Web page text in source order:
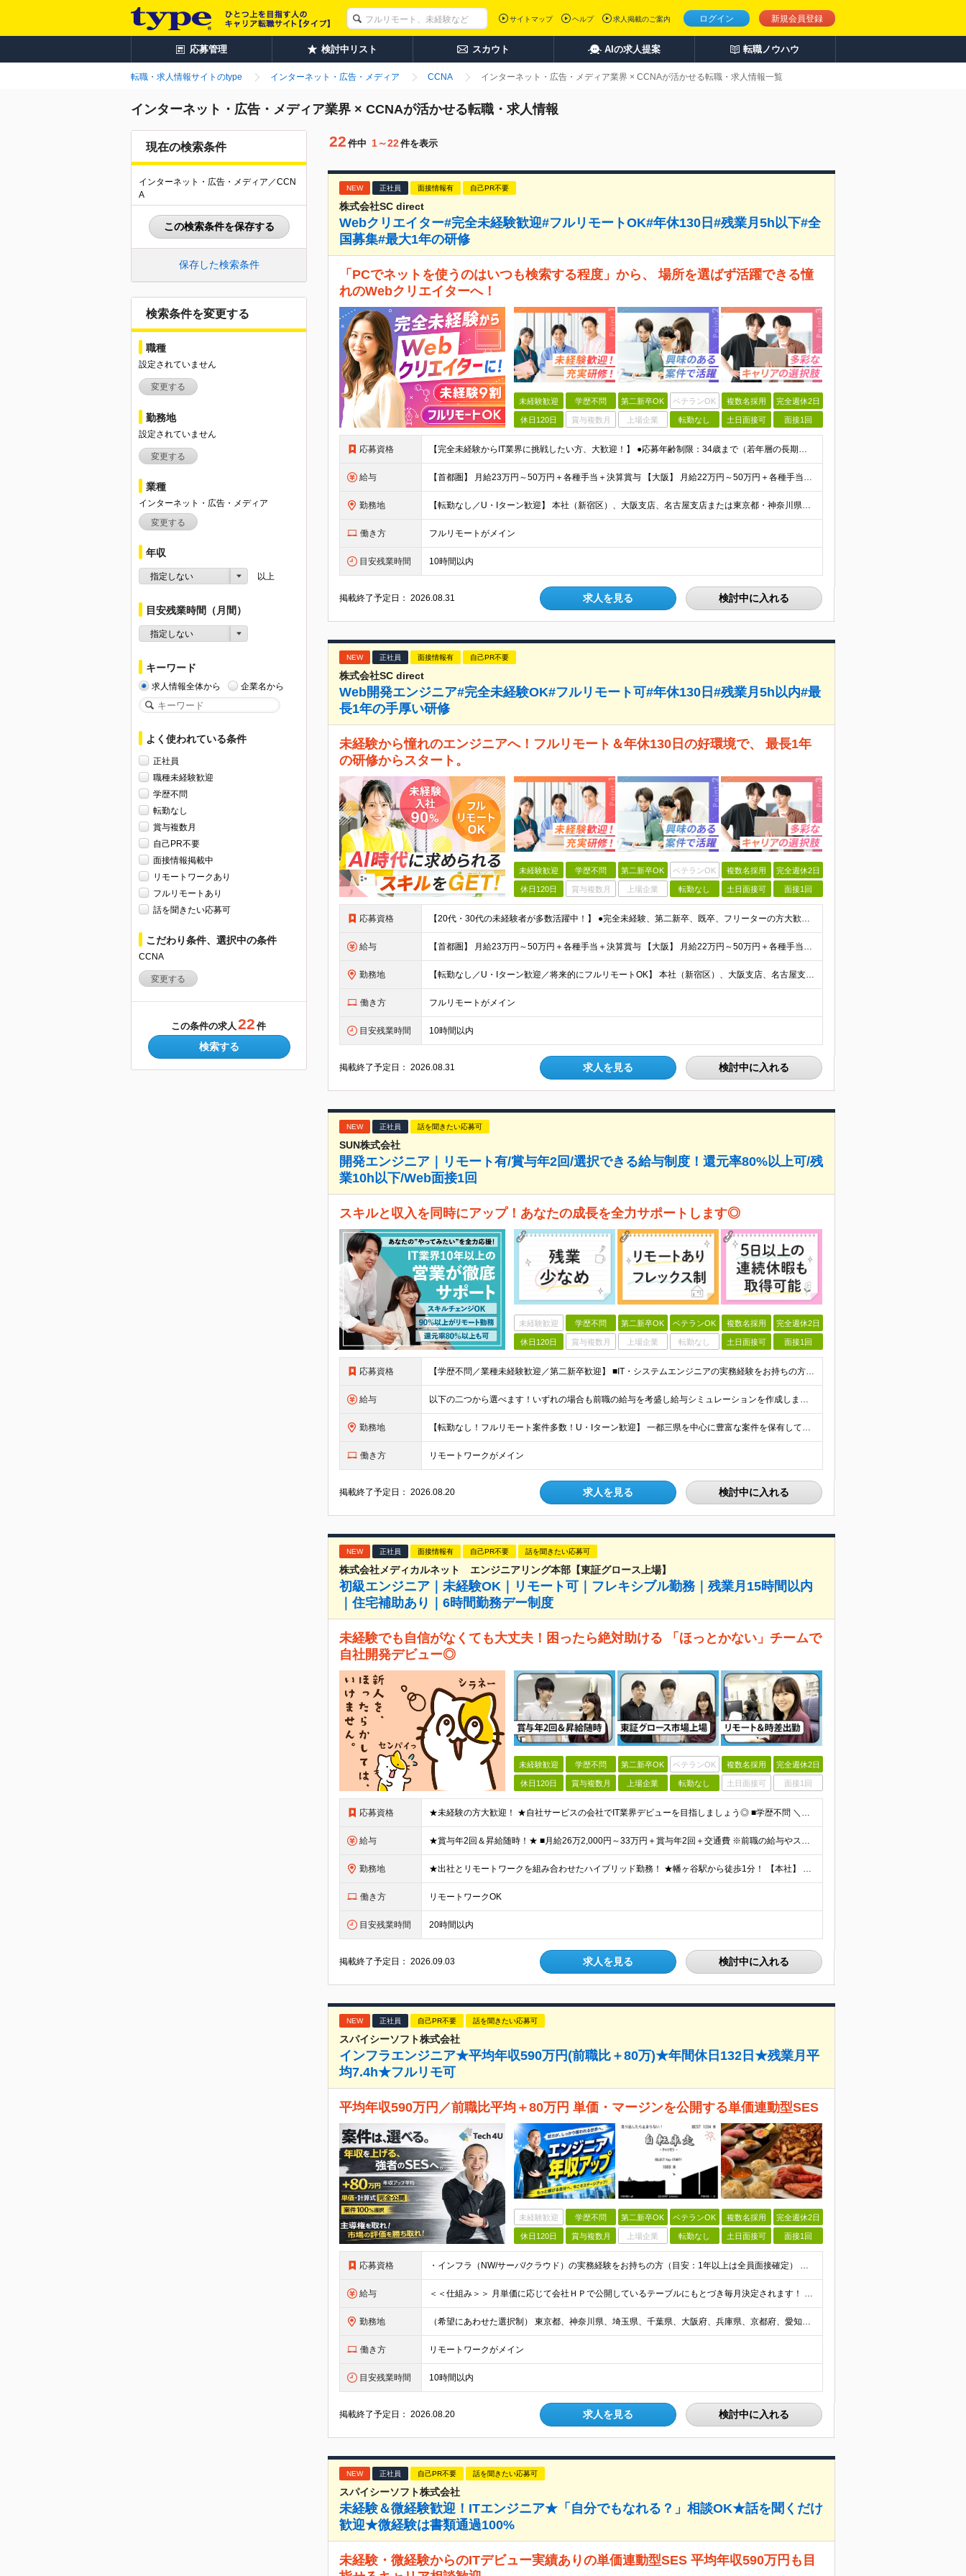
ログイン 新規会員登録
サイトマップ ヘルプ 求人掲載のご案内
応募管理 検討中リスト スカウト AIの求人提案 転職ノウハウ
転職・求人情報サイトのtype インターネット・広告・メディア CCNA インターネット・広告・メディア業界 × CCNAが活かせる転職・求人情報一覧
インターネット・広告・メディア業界 × CCNAが活かせる転職・求人情報
現在の検索条件
インターネット・広告・メディア／CCN
A
この検索条件を保存する
保存した検索条件
検索条件を変更する
職種
設定されていません
変更する
勤務地
設定されていません
変更する
業種
インターネット・広告・メディア
変更する
年収
指定しない 以上
目安残業時間（月間）
指定しない
キーワード
求人情報全体から 企業名から
よく使われている条件
正社員
職種未経験歓迎
学歴不問
転勤なし
賞与複数月
自己PR不要
面接情報掲載中
リモートワークあり
フルリモートあり
話を聞きたい応募可
こだわり条件、選択中の条件
CCNA
変更する
この条件の求人 22 件
検索する
22 件中 1～22件を表示
NEW 正社員 面接情報有 自己PR不要
株式会社SC direct
Webクリエイター#完全未経験歓迎#フルリモートOK#年休130日#残業月5h以下#全
国募集#最大1年の研修
「PCでネットを使うのはいつも検索する程度」から、 場所を選ばず活躍できる憧
れのWebクリエイターへ！
未経験歓迎 学歴不問 第二新卒OK ベテランOK 複数名採用 完全週休2日
休日120日 賞与複数月 上場企業 転勤なし 土日面接可 面接1回
応募資格 【完全未経験からIT業界に挑戦したい方、大歓迎！】 ●応募年齢制限：34歳まで（若年層の長期キャリア形成を図るため） ★学歴不問・転職回数不問 ★第二新卒・社会人デビューOK 【こんな方を求めていま
給与 【首都圏】 月給23万円～50万円＋各種手当＋決算賞与 【大阪】 月給22万円～50万円＋各種手当＋決算賞与 【愛知】 月給21.5万円～50万円＋各種手当＋決算賞与 【福岡・宮城】 月給20万
勤務地 【転勤なし／U・Iターン歓迎】 本社（新宿区）、大阪支店、名古屋支店または東京都・神奈川県・千葉県・埼玉県・愛知県・大阪府・福岡県をはじめ、全国のプロジェクト先 ※ご希望を最大限考慮して配属先を決定
働き方 フルリモートがメイン
目安残業時間 10時間以内
掲載終了予定日：2026.08.31 求人を見る 検討中に入れる
NEW 正社員 面接情報有 自己PR不要
株式会社SC direct
Web開発エンジニア#完全未経験OK#フルリモート可#年休130日#残業月5h以内#最
長1年の手厚い研修
未経験から憧れのエンジニアへ！フルリモート＆年休130日の好環境で、 最長1年
の研修からスタート。
未経験歓迎 学歴不問 第二新卒OK ベテランOK 複数名採用 完全週休2日
休日120日 賞与複数月 上場企業 転勤なし 土日面接可 面接1回
応募資格 【20代・30代の未経験者が多数活躍中！】 ●完全未経験、第二新卒、既卒、フリーターの方大歓迎！ ●学歴・職歴・転職回数・ブランク一切不問 ※34歳までの方（若年層の長期キャリア形成を図るため） ★
給与 【首都圏】 月給23万円～50万円＋各種手当＋決算賞与 【大阪】 月給22万円～50万円＋各種手当＋決算賞与 【愛知】 月給21.5万円～50万円＋各種手当＋決算賞与 【福岡・宮城】 月給20万
勤務地 【転勤なし／U・Iターン歓迎／将来的にフルリモートOK】 本社（新宿区）、大阪支店、名古屋支店または東京都・神奈川県・千葉県・埼玉県・愛知県・大阪府・福岡県をはじめ、全国のプロジェクト先 ※ご希望を
働き方 フルリモートがメイン
目安残業時間 10時間以内
掲載終了予定日：2026.08.31 求人を見る 検討中に入れる
NEW 正社員 話を聞きたい応募可
SUN株式会社
開発エンジニア｜リモート有/賞与年2回/選択できる給与制度！還元率80%以上可/残
業10h以下/Web面接1回
スキルと収入を同時にアップ！あなたの成長を全力サポートします◎
未経験歓迎 学歴不問 第二新卒OK ベテランOK 複数名採用 完全週休2日
休日120日 賞与複数月 上場企業 転勤なし 土日面接可 面接1回
応募資格 【学歴不問／業種未経験歓迎／第二新卒歓迎】 ■IT・システムエンジニアの実務経験をお持ちの方※工程や使用言語、経験年数は不問 ◎転職回数は不問 ＼下記のような方にオススメ／ ・安定した収入を得たい方
給与 以下の二つから選べます！いずれの場合も前職の給与を考盛し給与シミュレーションを作成します。 【プロセス型（コツコツ給与を上げたい方向け）】 ■月給25万円～50万円 ※年齢や社歴、仕事の取り組み姿勢
勤務地 【転勤なし！フルリモート案件多数！U・Iターン歓迎】 一都三県を中心に豊富な案件を保有しております！ 東京・愛知・大阪・広島・福岡・新潟の 各プロジェクト先または自社拠点 ※勤務地は希望を考慮します
働き方 リモートワークがメイン
掲載終了予定日：2026.08.20 求人を見る 検討中に入れる
NEW 正社員 面接情報有 自己PR不要 話を聞きたい応募可
株式会社メディカルネット エンジニアリング本部【東証グロース上場】
初級エンジニア｜未経験OK｜リモート可｜フレキシブル勤務｜残業月15時間以内
｜住宅補助あり｜6時間勤務デー制度
未経験でも自信がなくても大丈夫！困ったら絶対助ける 「ほっとかない」チームで
自社開発デビュー◎
未経験歓迎 学歴不問 第二新卒OK ベテランOK 複数名採用 完全週休2日
休日120日 賞与複数月 上場企業 転勤なし 土日面接可 面接1回
応募資格 ★未経験の方大歓迎！ ★自社サービスの会社でIT業界デビューを目指しましょう◎ ■学歴不問 ＼以下のような方大歓迎／ ◎ITの仕事に興味がある ◎エンジニアとしてキャリアを築きたい ◎社会貢献性の高
給与 ★賞与年2回＆昇給随時！★ ■月給26万2,000円～33万円＋賞与年2回＋交通費 ※前職の給与やスキルを考慮し決定します ※固定残業代（月45時間分／6万9,000円～8万7,000円）を含みます
勤務地 ★出社とリモートワークを組み合わせたハイブリッド勤務！ ★幡ヶ谷駅から徒歩1分！ 【本社】 東京都渋谷区幡ヶ谷1-34-14 宝ビル3F ※(変更の範囲)上記を除く当社関連勤務地
働き方 リモートワークOK
目安残業時間 20時間以内
掲載終了予定日：2026.09.03 求人を見る 検討中に入れる
NEW 正社員 自己PR不要 話を聞きたい応募可
スパイシーソフト株式会社
インフラエンジニア★平均年収590万円(前職比＋80万)★年間休日132日★残業月平
均7.4h★フルリモ可
平均年収590万円／前職比平均＋80万円 単価・マージンを公開する単価連動型SES
未経験歓迎 学歴不問 第二新卒OK ベテランOK 複数名採用 完全週休2日
休日120日 賞与複数月 上場企業 転勤なし 土日面接可 面接1回
応募資格 ・インフラ（NW/サーバ/クラウド）の実務経験をお持ちの方（目安：1年以上は全員面接確定） ・インフラに興味がある未経験の方 ・学歴不問 ■ こんな方を歓迎します ・IaC（Terraform等）
給与 ＜＜仕組み＞＞ 月単価に応じて会社ＨＰで公開しているテーブルにもとづき毎月決定されます！ https://www.tech4u.dev/payroll ＜＜実績＞＞ 平均年収実績：590万円 ＜＜
勤務地 （希望にあわせた選択制） 東京都、神奈川県、埼玉県、千葉県、大阪府、兵庫県、京都府、愛知県、福岡県の各プロジェクト先 ・フル／ハイブリッドリモート案件あり ・転勤なし ・U・Iターンも歓迎＆支援可能
働き方 リモートワークがメイン
目安残業時間 10時間以内
掲載終了予定日：2026.08.20 求人を見る 検討中に入れる
NEW 正社員 自己PR不要 話を聞きたい応募可
スパイシーソフト株式会社
未経験＆微経験歓迎！ITエンジニア★「自分でもなれる？」相談OK★話を聞くだけ
歓迎★微経験は書類通過100%
未経験・微経験からのITデビュー実績ありの単価連動型SES 平均年収590万円も目